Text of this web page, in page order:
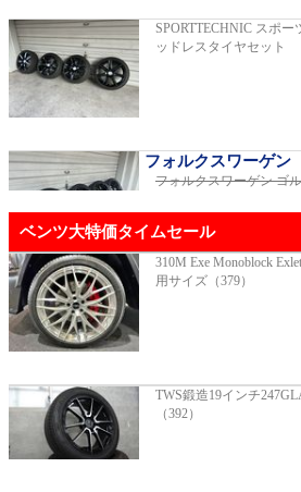
GT53 4MATIC+ ダ
ケージご成約済
2024年モデル 車検
SPORTTECHNIC スポ
ッドレスタイヤセット
フォルクスワーゲン
フォルクスワーゲン ゴ
AMG（メルセデス
R231 SL400 ロルフハル
ベンツ大特価タイムセール
310M Exe Monoblock
用サイズ（379）
TWS鍛造19インチ
（392）